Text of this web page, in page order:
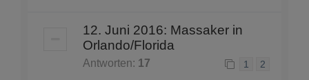
12. Juni 2016: Massaker in
Orlando/Florida
Antworten: 17 1 2